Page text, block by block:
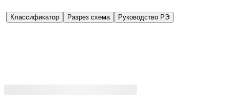
Классификатор Разрез схема Руководство РЭ